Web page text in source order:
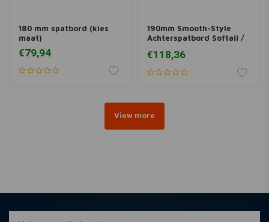
180 mm spatbord (kies
maat)
€79,94
190mm Smooth-Style
Achterspatbord Softail /
€118,36
View more